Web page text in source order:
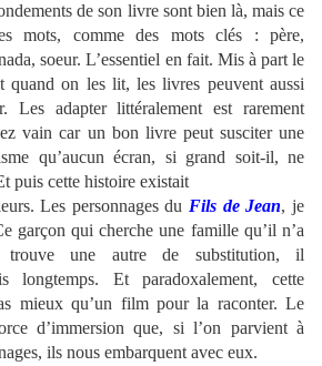
de son livre sont bien là, mais ce
mots, comme des mots clés : père,
soeur. L’essentiel en fait. Mis à part le
quand on les lit, les livres peuvent aussi
adapter littéralement est rarement
vain car un bon livre peut susciter une
qu’aucun écran, si grand soit-il, ne
puis cette histoire existait
Les personnages du Fils de Jean, je
garçon qui cherche une famille qu’il n’a
une autre de substitution, il
longtemps. Et paradoxalement, cette
mieux qu’un film pour la raconter. Le
d’immersion que, si l’on parvient à
ils nous embarquent avec eux.